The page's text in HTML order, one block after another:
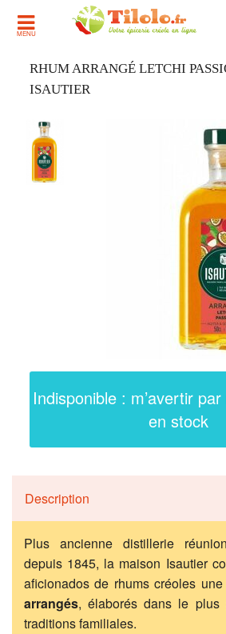
MENU
RHUM ARRANGÉ LETCHI
ISAUTIER
Indisponible : m’avertir
en stock
Description
Plus ancienne distillerie
depuis 1845, la maison Isautier
aficionados de rhums créoles
arrangés, élaborés dans le plus
traditions familiales.